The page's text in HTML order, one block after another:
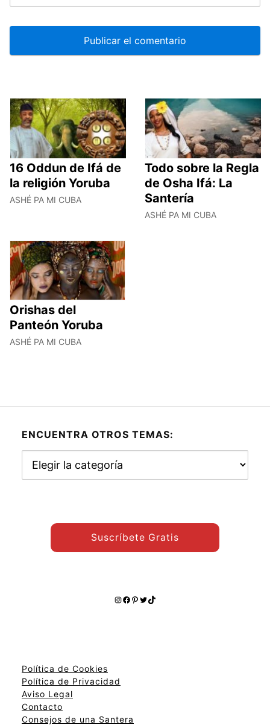
16 Oddun de Ifá de
la religión Yoruba
ASHÉ PA MI CUBA
Todo sobre la Regla
de Osha Ifá: La
Santería
ASHÉ PA MI CUBA
Orishas del
Panteón Yoruba
ASHÉ PA MI CUBA
ENCUENTRA OTROS TEMAS:
otros
Suscríbete Gratis
Instagram
Facebook
Pinterest
Twitter
TikTok
Política de Cookies
Política de Privacidad
Aviso Legal
Contacto
Consejos de una Santera